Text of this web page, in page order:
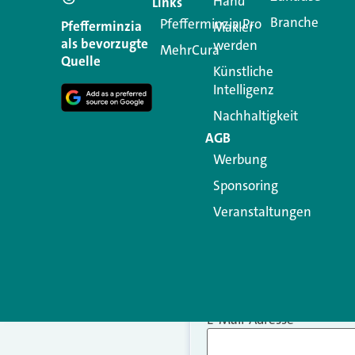
Ihre E-Mail-Adresse wird
Kommentar
E-Mail-Adresse*
Pfefferminzia
als bevorzugte
Quelle
Pfefferminzia.Pro
MehrCura
Makler
werden
Künstliche
Intelligenz
Nachhaltigkeit
AGB
Werbung
Sponsoring
Veranstaltungen
Branche